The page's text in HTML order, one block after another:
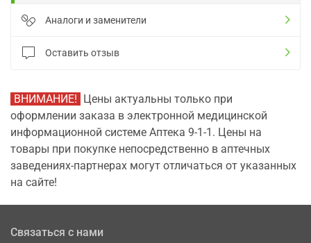
Аналоги и заменители
Оставить отзыв
ВНИМАНИЕ! Цены актуальны только при
оформлении заказа в электронной медицинской
информационной системе Аптека 9-1-1. Цены на
товары при покупке непосредственно в аптечных
заведениях-партнерах могут отличаться от указанных
на сайте!
Связаться с нами